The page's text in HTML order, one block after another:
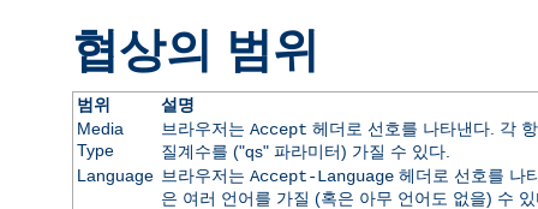
협상의 범위
범위
설명
Media
Type
브라우저는 Accept 헤더로 선호를 나타낸다. 각
질계수를 ("qs" 파라미터) 가질 수 있다.
Language 브라우저는 Accept-Language헤더로 선호를 나
은 여러 언어를 가질 (혹은 아무 언어도 없을) 수